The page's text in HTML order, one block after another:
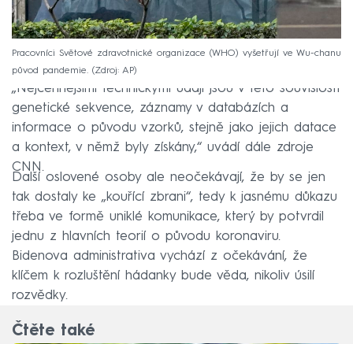
Pracovníci Světové zdravotnické organizace (WHO) vyšetřují ve Wu-chanu
původ pandemie.
Zdroj: AP
„Nejcennějšími technickými údaji jsou v této souvislosti
genetické sekvence, záznamy v databázích a
informace o původu vzorků, stejně jako jejich datace
a kontext, v němž byly získány,“ uvádí dále zdroje
CNN.
Další oslovené osoby ale neočekávají, že by se jen
tak dostaly ke „kouřící zbrani“, tedy k jasnému důkazu
třeba ve formě uniklé komunikace, který by potvrdil
jednu z hlavních teorií o původu koronaviru.
Bidenova administrativa vychází z očekávání, že
klíčem k rozluštění hádanky bude věda, nikoliv úsilí
rozvědky.
Čtěte také